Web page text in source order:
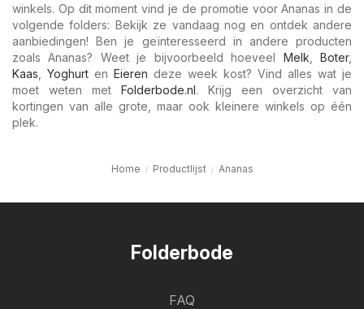
winkels. Op dit moment vind je de promotie voor Ananas in de
volgende folders: Bekijk ze vandaag nog en ontdek andere
aanbiedingen! Ben je geïnteresseerd in andere producten
zoals Ananas? Weet je bijvoorbeeld hoeveel Melk ,Boter,
Kaas
Yoghurt en Eieren deze week kost? Vind alles wat je
moet weten met Folderbode.nl. Krijg een overzicht van
kortingen van alle grote, maar ook kleinere winkels op één
plek.
Home Productlijst Ananas
Folderbode
FAQ